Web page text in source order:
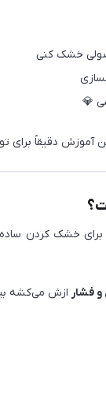
خشک کنی
💎
دقیقاً برای
خشک کردن ساده
فشار ازش می‌کشه